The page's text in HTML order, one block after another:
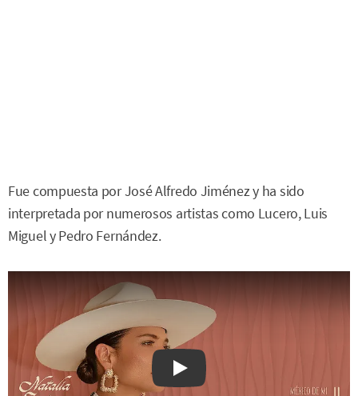
Fue compuesta por José Alfredo Jiménez y ha sido
interpretada por numerosos artistas como Lucero, Luis
Miguel y Pedro Fernández.
Watch on YouTube